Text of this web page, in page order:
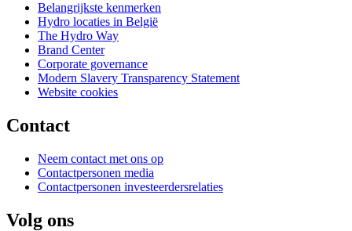
Belangrijkste kenmerken
Hydro locaties in België
The Hydro Way
Brand Center
Corporate governance
Modern Slavery Transparency Statement
Website cookies
Contact
Neem contact met ons op
Contactpersonen media
Contactpersonen investeerdersrelaties
Volg ons